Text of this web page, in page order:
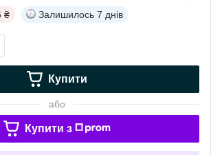
₴ Залишилось 7 днів
Купити
або
Купити з